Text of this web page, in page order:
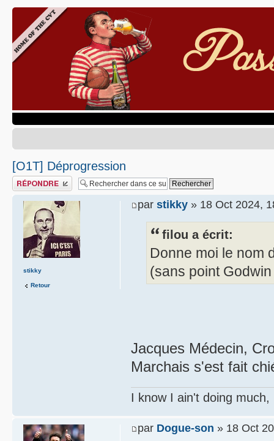
[O1T] Déprogression
Publier une réponse
par stikky » 18 Oct 2024,
filou a écrit:
Donne moi le nom
(sans point
Jacques Médecin,
Marchais s'est fait
I know I ain't doing
stikky
Retour
par Dogue-son » 18 Oct